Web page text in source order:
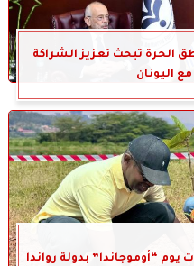
الحرة تبحث تعزيز الشراكة
اليونان
“أوموجاندا” بدولة رواندا